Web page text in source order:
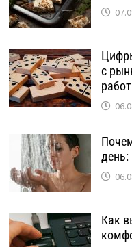
с
день:
Как